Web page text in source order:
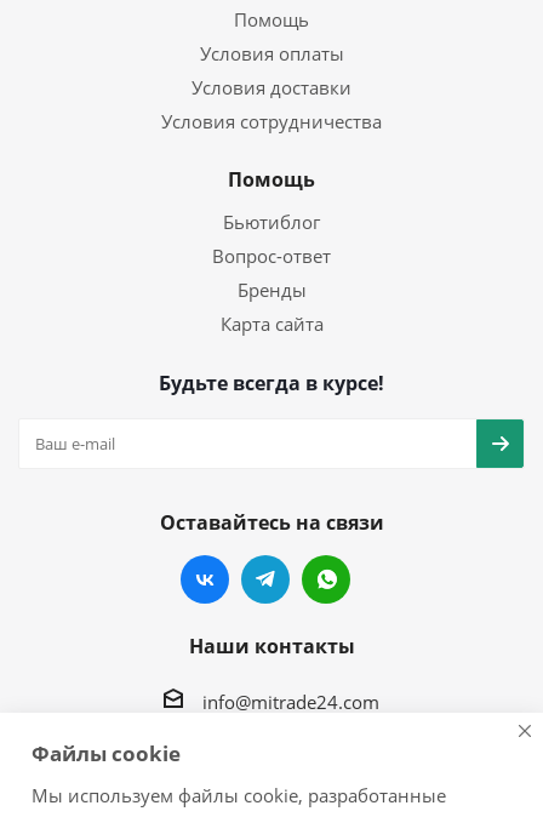
Помощь
Условия оплаты
Условия доставки
Условия сотрудничества
Помощь
Бьютиблог
Вопрос-ответ
Бренды
Карта сайта
Будьте всегда в курсе!
Оставайтесь на связи
Наши контакты
info@mitrade24.com
г.Хабаровск, ул. Краснореченская, 94 корпус 2
Файлы cookie
Мы используем файлы cookie, разработанные